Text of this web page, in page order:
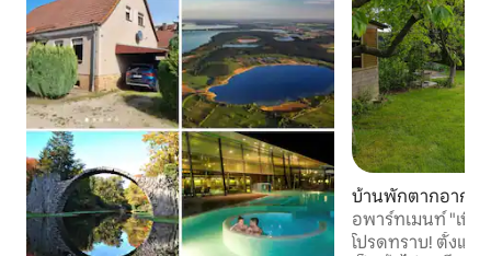
บ้านพักตากอากาศ
g/Oberlausitz
อพาร์ทเมนท์ "เบิร์
มันน์
โปรดทราบ! ตั้งแต่